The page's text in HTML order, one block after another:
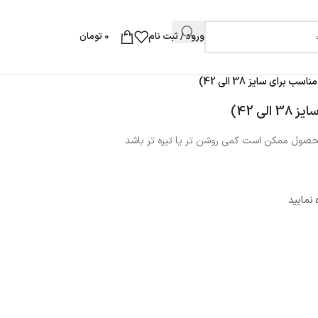
ورود / ثبت نام 0 تومان
سایز 38 الی 42)
42)
ممکن است کمی روشن تر یا تیره تر باشد